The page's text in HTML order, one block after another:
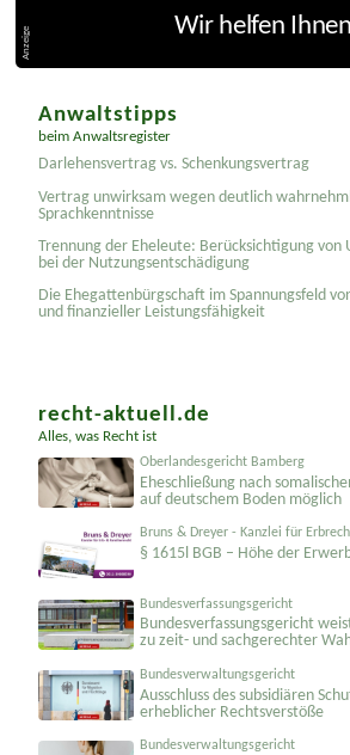
Wir helfen
Anzeige
Anwaltstipps
beim Anwaltsregister
Darlehensvertrag vs. Schenkungsvertrag
Vertrag unwirksam wegen deutlich
Sprachkenntnisse
Trennung der Eheleute: Berücksichtigung von
bei der Nutzungsentschädigung
Die Ehegattenbürgschaft im Spannungsfeld
und finanzieller Leistungsfähigkeit
recht-aktuell.de
Alles, was Recht ist
Oberlandesgericht Bamberg
Eheschließung nach
auf deutschem Boden möglich
Bruns & Dreyer - Kanzlei für
§ 1615l BGB – Höhe der
Bundesverfassungsgericht
Bundesver­fassungsgericht
zu zeit- und sachgerechter
Bundesverwaltungsgericht
Ausschluss des subsidiären
erheblicher Rechtsverstöße
Bundesverwaltungsgericht